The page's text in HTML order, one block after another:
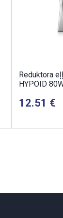
Reduktora
HYPOID
12.51